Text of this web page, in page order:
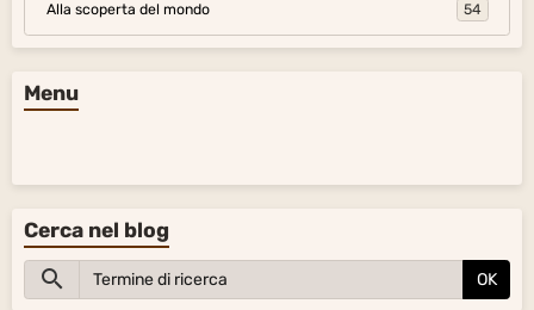
Alla scoperta del mondo 54
Menu
Cerca nel blog
OK